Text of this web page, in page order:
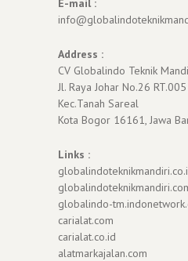
E-mail :
Address :
CV Globalindo Teknik
Jl. Raya Johar No.26
Kec.Tanah Sareal
Kota Bogor 16161, Jawa
Links :
globalindo-
carialat.com
carialat.co.id
alatmarkajalan.com